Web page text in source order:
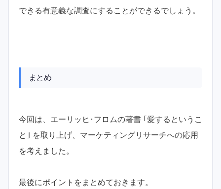
できる有意義な調査にすることができるでしょう。
まとめ
今回は、エーリッヒ･フロムの著書 ｢愛するというこ
と｣ を取り上げ、マーケティングリサーチへの応用
を考えました。
最後にポイントをまとめておきます。